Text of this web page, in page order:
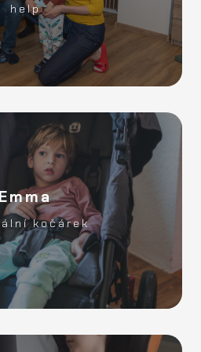
help
výši 136 000Kč
Emma
kočárek
900Kč